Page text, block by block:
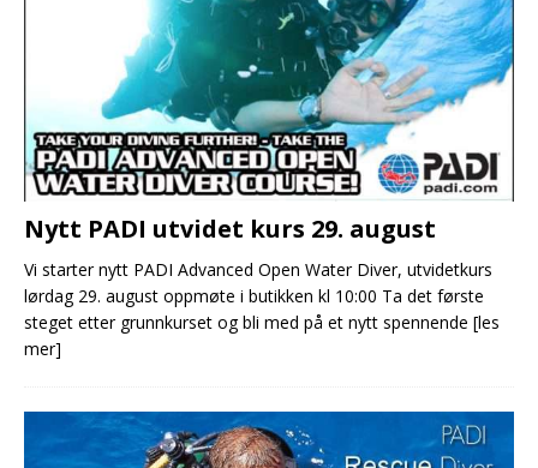
Nytt PADI utvidet kurs 29. august
Vi starter nytt PADI Advanced Open Water Diver, utvidetkurs
lørdag 29. august oppmøte i butikken kl 10:00 Ta det første
steget etter grunnkurset og bli med på et nytt spennende [les
mer]